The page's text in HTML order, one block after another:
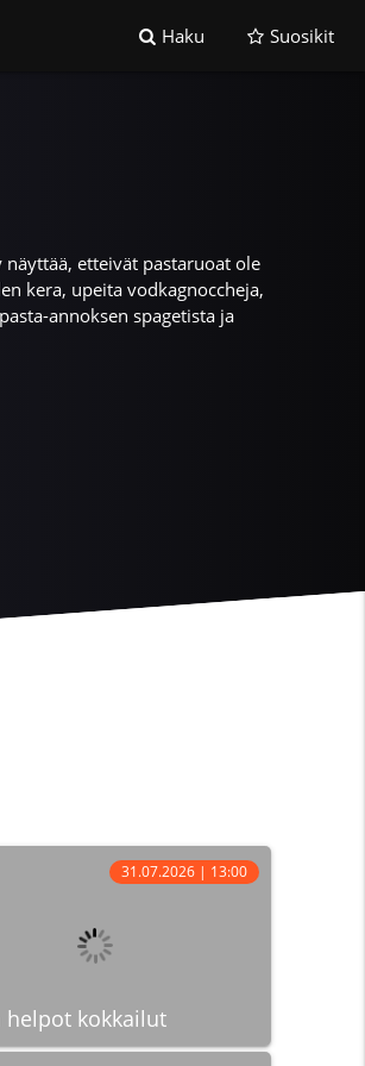
Haku Suosikit
näyttää, etteivät pastaruoat ole
kera, upeita vodkagnoccheja,
annoksen spagetista ja
helpot kokkailut
31.07.2026 | 13:00